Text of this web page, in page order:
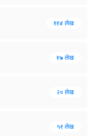
११४ लेख
१७ लेख
२० लेख
५१ लेख